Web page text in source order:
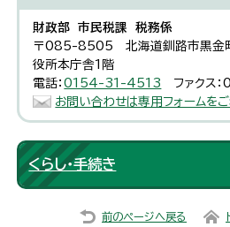
財政部 市民税課 税務係
〒085-8505 北海道釧路市黒金
役所本庁舎1階
電話：0154-31-4513
ファクス
お問い合わせは専用フォームをご
くらし・手続き
前のページへ戻る